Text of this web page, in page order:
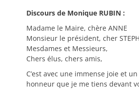
Discours de Monique RUBIN :
Madame le Maire, chère ANNE
Monsieur le président, cher
Mesdames et Messieurs,
Chers élus, chers amis,
C’est avec une immense joie et
honneur que je me tiens devant